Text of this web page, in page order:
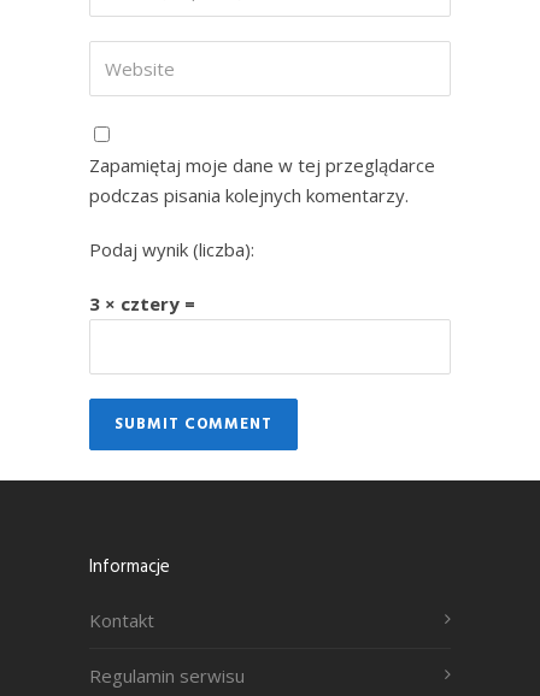
Zapamiętaj moje dane w tej przeglądarce
podczas pisania kolejnych komentarzy.
Podaj wynik (liczba):
3 × cztery =
Informacje
Kontakt
Regulamin serwisu